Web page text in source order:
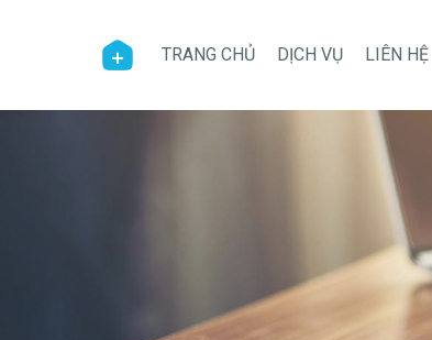
TRANG CHỦ DỊCH VỤ LIÊN HỆ